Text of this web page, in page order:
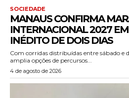
SOCIEDADE
MANAUS CONFIRMA
INTERNACIONAL 2027
INÉDITO DE DOIS DIAS
Com corridas distribuídas entre sábado e
amplia opções de percursos...
4 de agosto de 2026